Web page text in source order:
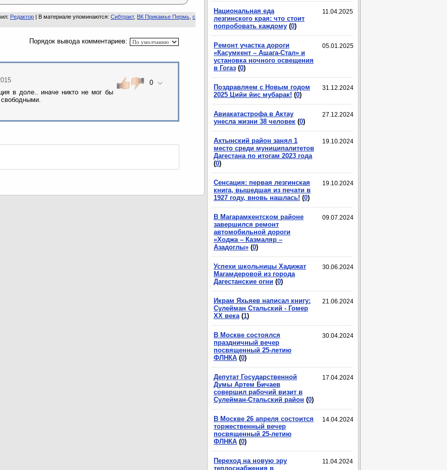
11.04.2025
Национальная еда
лезгинского края: что стоит
попробовать каждому (0)
05.01.2025
Ремонт участка дороги
«Касумкент – Ашага-Стал» и
установка ночного освещения
в Гогаз (0)
31.12.2024
Поздравляем с Новым годом
2025 Цийи йис мубарак! (0)
27.12.2024
Авиакатастрофа в Актау
унесла жизни 38 человек (0)
19.10.2024
Ахтынский район занял 1
место среди муниципалитетов
Дагестана по итогам 2023 года
(0)
19.10.2024
Сенсация: первая лезгинская
книга, вышедшая из печати в
1927 году, вновь нашлась! (0)
09.07.2024
В Магарамкентском районе
завершился ремонт
автомобильной дороги
«Ходжа – Казмаляр –
Азадоглы» (0)
30.06.2024
Успехи школьницы Хадижат
Магамдеровой из города
Дагестанские огни (0)
21.06.2024
Икрам Яхьяев написал книгу:
Сулейман Стальский - Гомер
XX века (1)
30.04.2024
В Москве состоялся
праздничный вечер
посвященный 25-летию
ФЛНКА (0)
17.04.2024
Депутат Государственной
Думы Артем Бичаев
совершил рабочий визит в
Сулейман-Стальский район (0)
14.04.2024
В Москве 26 апреля состоится
торжественный вечер
посвященный 25-летию
ФЛНКА (0)
11.04.2024
Переход на новую эру
теплоснабжения в
: Редактор | В материале упоминаются: Сибтракт, ВК Прикамье Пермь с
Порядок вывода комментариев:
0
в доле.. иначе никто не мог бы